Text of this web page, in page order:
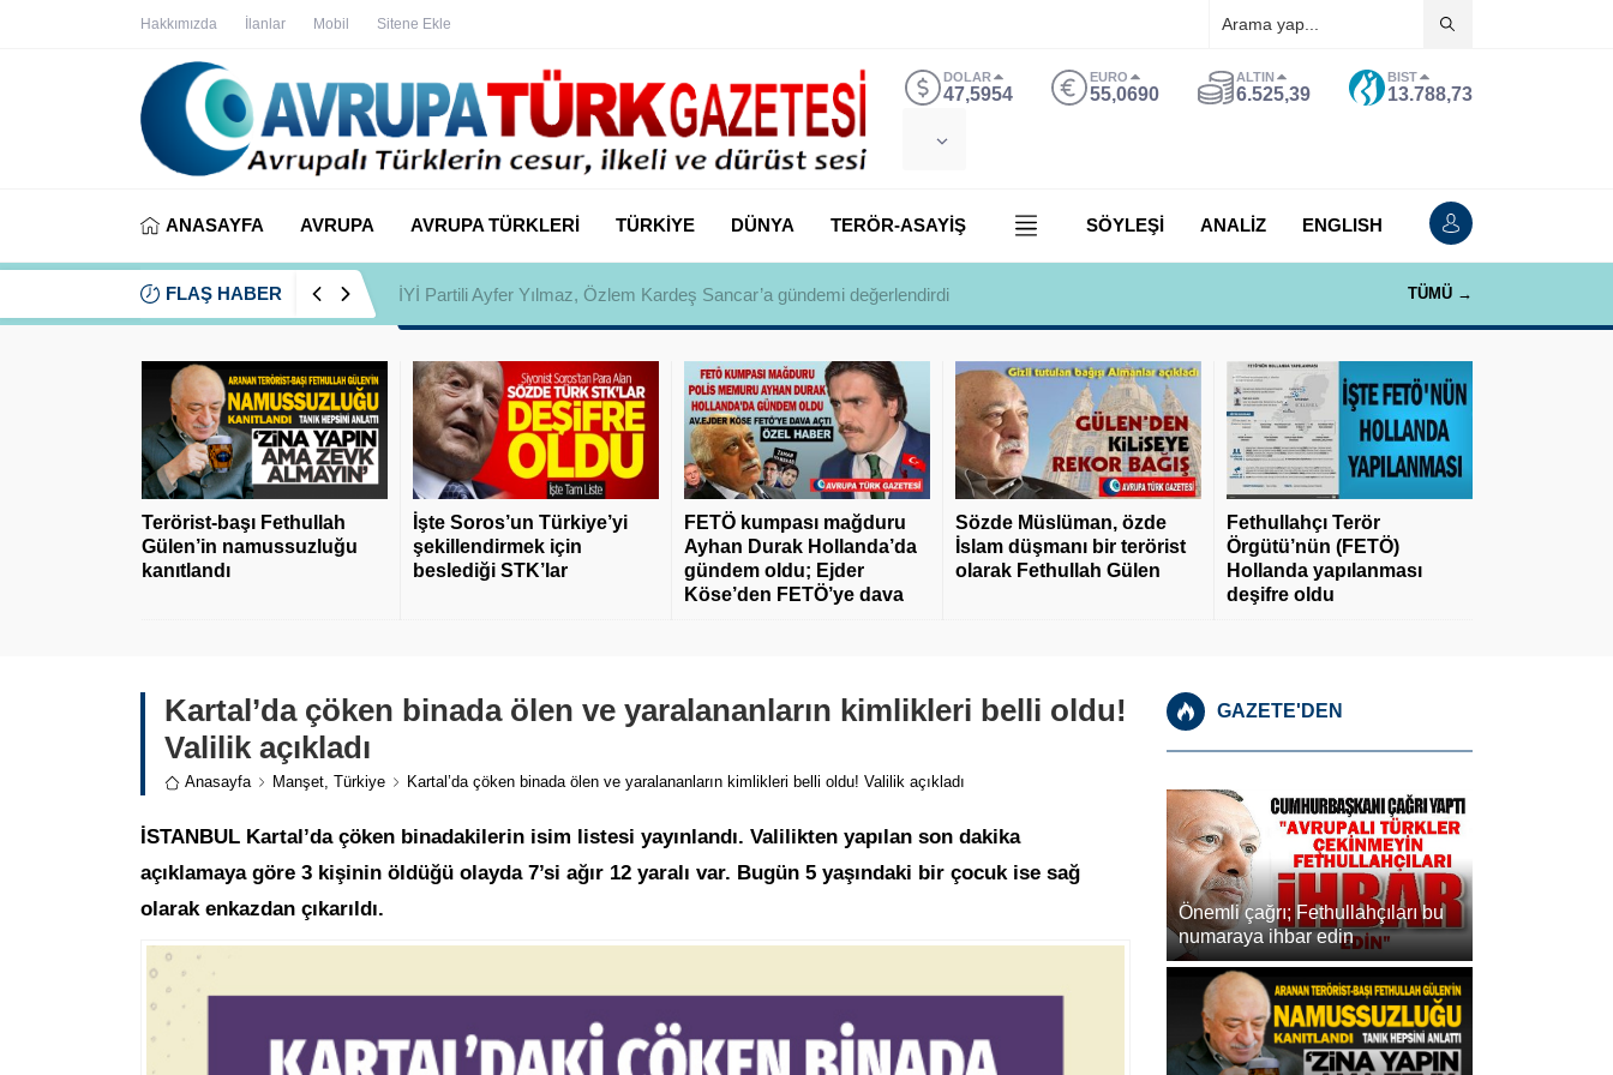
Hakkımızda İlanlar Mobil Sitene Ekle
DOLAR
47,5954
EURO
55,0690
ALTIN
6.525,39
BIST
13.788,73
ANASAYFA AVRUPA AVRUPA TÜRKLERİ TÜRKİYE DÜNYA TERÖR-ASAYİŞ SÖYLEŞİ ANALİZ ENGLISH
FLAŞ HABER İYİ Partili Ayfer Yılmaz, Özlem Kardeş Sancar’a gündemi değerlendirdi TÜMÜ →
Terörist-başı Fethullah
Gülen’in namussuzluğu
kanıtlandı
İşte Soros’un Türkiye’yi
şekillendirmek için
beslediği STK’lar
FETÖ kumpası mağduru
Ayhan Durak Hollanda’da
gündem oldu; Ejder
Köse’den FETÖ’ye dava
Sözde Müslüman, özde
İslam düşmanı bir terörist
olarak Fethullah Gülen
Fethullahçı Terör
Örgütü’nün (FETÖ)
Hollanda yapılanması
deşifre oldu
Kartal’da çöken binada ölen ve yaralananların kimlikleri belli oldu!
Valilik açıkladı
Anasayfa Manşet, Türkiye Kartal’da çöken binada ölen ve yaralananların kimlikleri belli oldu! Valilik açıkladı
İSTANBUL Kartal’da çöken binadakilerin isim listesi yayınlandı. Valilikten yapılan son dakika
açıklamaya göre 3 kişinin öldüğü olayda 7’si ağır 12 yaralı var. Bugün 5 yaşındaki bir çocuk ise sağ
olarak enkazdan çıkarıldı.
GAZETE'DEN
Önemli çağrı; Fethullahçıları bu
numaraya ihbar edin